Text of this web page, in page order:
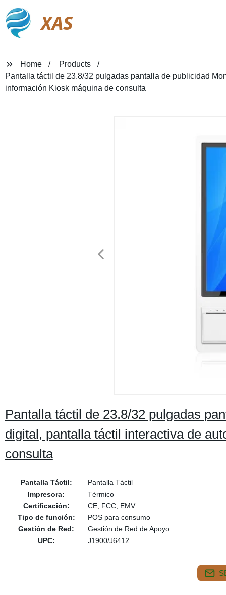
XAS
Home
Products
Pantalla táctil de 23.8/32 pulgadas pantalla de publicidad
información Kiosk máquina de consulta
Pantalla táctil de 23.8/32 pulgadas
digital, pantalla táctil interactiva de
consulta
Pantalla Táctil:
Pantalla Táctil
Impresora:
Térmico
Certificación:
CE, FCC, EMV
Tipo de función:
POS para consumo
Gestión de Red:
Gestión de Red de Apoyo
UPC:
J1900/J6412